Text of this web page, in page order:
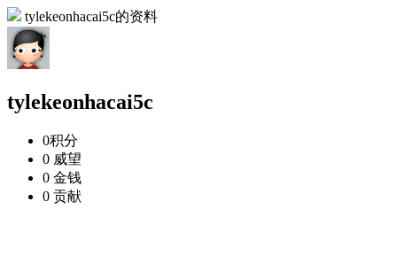
tylekeonhacai5c的资料
tylekeonhacai5c
0积分
0 威望
0 金钱
0 贡献